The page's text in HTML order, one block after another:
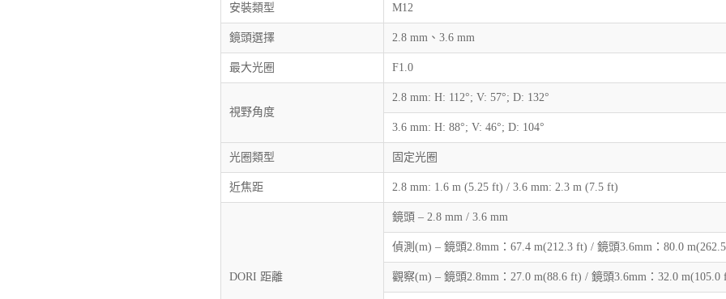
安裝類型 M12
鏡頭選擇 2.8 mm、3.6 mm
最大光圈 F1.0
視野角度
2.8 mm: H: 112°; V: 57°; D: 132°
3.6 mm: H: 88°; V: 46°; D: 104°
光圈類型 固定光圈
近焦距 2.8 mm: 1.6 m (5.25 ft) / 3.6 mm: 2.3 m (7.5 ft)
DORI 距離
鏡頭 – 2.8 mm / 3.6 mm
偵測(m) – 鏡頭2.8mm：67.4 m(212.3 ft) / 鏡頭3.6mm：80.0
觀察(m) – 鏡頭2.8mm：27.0 m(88.6 ft) / 鏡頭3.6mm：32.0 m(105.0